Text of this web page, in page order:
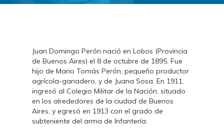
Juan Domingo Perón nació en Lobos (Provincia
de Buenos Aires) el 8 de octubre de 1895. Fue
hijo de Mario Tomás Perón, pequeño productor
agrícola-ganadero, y de Juana Sosa. En 1911,
ingresó al Colegio Militar de la Nación, situado
en los alrededores de la ciudad de Buenos
Aires, y egresó en 1913 con el grado de
subteniente del arma de Infantería.